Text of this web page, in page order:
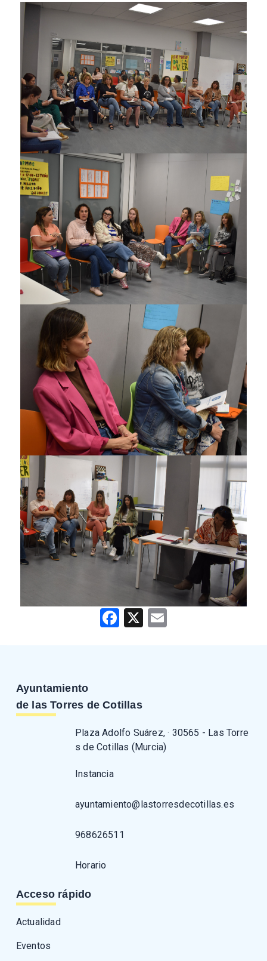
Facebook
X
Ayuntamiento
de las Torres de Cotillas
Plaza Adolfo Suárez, · 30565 - Las Torre
s de Cotillas (Murcia)
Instancia
ayuntamiento@lastorresdecotillas.es
968626511
Horario
Acceso rápido
Actualidad
Eventos